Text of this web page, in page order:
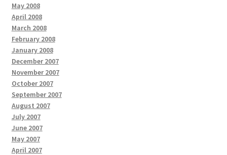
May 2008
April 2008
March 2008
February 2008
January 2008
December 2007
November 2007
October 2007
September 2007
August 2007
July 2007
June 2007
May 2007
April 2007